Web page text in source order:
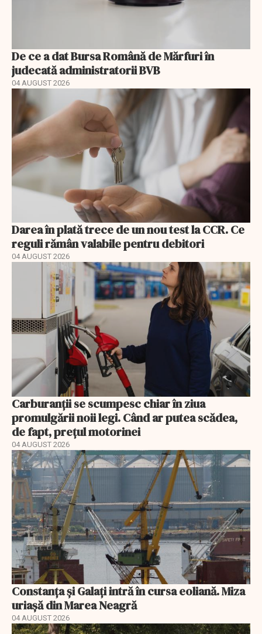
De ce a dat Bursa Română de Mărfuri în
judecată administratorii BVB
04 AUGUST 2026
Darea în plată trece de un nou test la CCR. Ce
reguli rămân valabile pentru debitori
04 AUGUST 2026
Carburanții se scumpesc chiar în ziua
promulgării noii legi. Când ar putea scădea,
de fapt, prețul motorinei
04 AUGUST 2026
Constanța și Galați intră în cursa eoliană. Miza
uriașă din Marea Neagră
04 AUGUST 2026